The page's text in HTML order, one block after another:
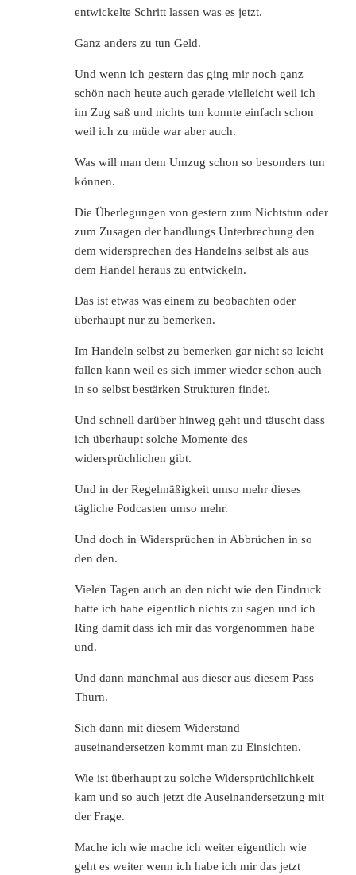
entwickelte Schritt lassen was es jetzt.
Ganz anders zu tun Geld.
Und wenn ich gestern das ging mir noch ganz
schön nach heute auch gerade vielleicht weil ich
im Zug saß und nichts tun konnte einfach schon
weil ich zu müde war aber auch.
Was will man dem Umzug schon so besonders tun
können.
Die Überlegungen von gestern zum Nichtstun oder
zum Zusagen der handlungs Unterbrechung den
dem widersprechen des Handelns selbst als aus
dem Handel heraus zu entwickeln.
Das ist etwas was einem zu beobachten oder
überhaupt nur zu bemerken.
Im Handeln selbst zu bemerken gar nicht so leicht
fallen kann weil es sich immer wieder schon auch
in so selbst bestärken Strukturen findet.
Und schnell darüber hinweg geht und täuscht dass
ich überhaupt solche Momente des
widersprüchlichen gibt.
Und in der Regelmäßigkeit umso mehr dieses
tägliche Podcasten umso mehr.
Und doch in Widersprüchen in Abbrüchen in so
den den.
Vielen Tagen auch an den nicht wie den Eindruck
hatte ich habe eigentlich nichts zu sagen und ich
Ring damit dass ich mir das vorgenommen habe
und.
Und dann manchmal aus dieser aus diesem Pass
Thurn.
Sich dann mit diesem Widerstand
auseinandersetzen kommt man zu Einsichten.
Wie ist überhaupt zu solche Widersprüchlichkeit
kam und so auch jetzt die Auseinandersetzung mit
der Frage.
Mache ich wie mache ich weiter eigentlich wie
geht es weiter wenn ich habe ich mir das jetzt